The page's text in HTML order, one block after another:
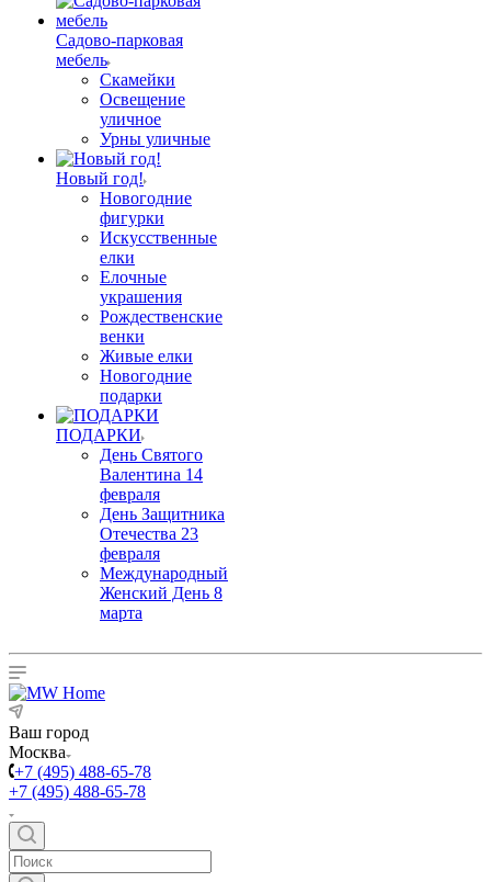
Садово-парковая
мебель
Скамейки
Освещение
уличное
Урны уличные
Новый год!
Новогодние
фигурки
Искусственные
елки
Елочные
украшения
Рождественские
венки
Живые елки
Новогодние
подарки
ПОДАРКИ
День Святого
Валентина 14
февраля
День Защитника
Отечества 23
февраля
Международный
Женский День 8
марта
Ваш город
Москва
+7 (495) 488-65-78
+7 (495) 488-65-78